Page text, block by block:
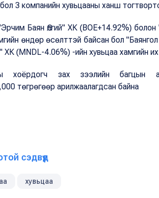
3 компанийн хувьцааны ханш
Баян Өлгий" ХК (BOE+14.92%)
өндөр өсөлттэй байсан бол
ХК (MNDL-4.06%) -ийн хувьцаа хамгийн
хоёрдогч зах зээлийн багцын
төгрөгөөр арилжаалагдсан байна
сэдвүүд
хувьцаа